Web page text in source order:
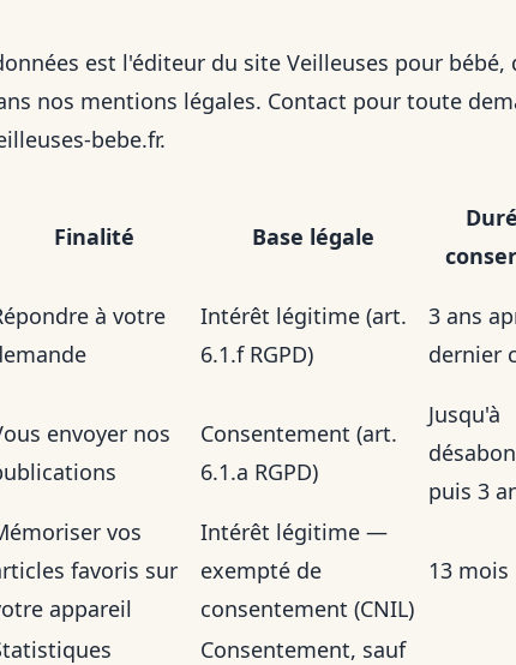
est l'éditeur du site Veilleuses pour bébé,
nos mentions légales. Contact pour toute
bebe.fr.
Finalité Base légale
à votre
Intérêt légitime (art.
6.1.f RGPD)
3 ans
dernier
envoyer nos
Consentement (art.
6.1.a RGPD)
Jusqu'à
puis 3
vos
favoris sur
appareil
Intérêt légitime —
exempté de
consentement (CNIL)
13 mois
Consentement, sauf